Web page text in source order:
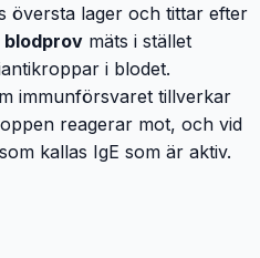
översta lager och tittar efter
blodprov mäts i stället
i blodet.
immunförsvaret tillverkar
reagerar mot, och vid
kallas IgE som är aktiv.